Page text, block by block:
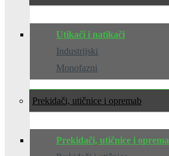
Utikači i natikači
Industrijski
Monofazni
Prekidači, utičnice i oprema
Prekidači, utičnice i oprema